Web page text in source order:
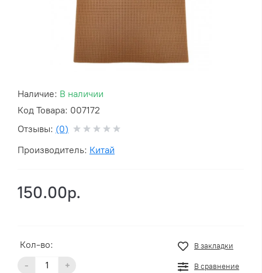
Наличие: В наличии
Код Товара: 007172
Отзывы: (0)
Производитель: Китай
150.00р.
Кол-во:
- +
В закладки
В сравнение